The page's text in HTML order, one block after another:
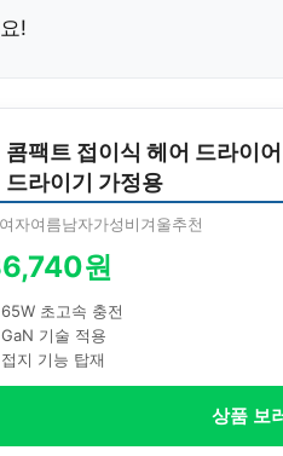
!
콤팩트 접이식 헤어 드라이
드라이기 가정용
자여름남자가성비겨울추천
원
초고속 충전
기술 적용
지 기능 탑재
상품 보